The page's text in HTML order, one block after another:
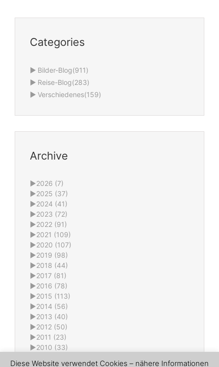
Categories
► Bilder-Blog(911)
► Reise-Blog(283)
► Verschiedenes(159)
Archive
►2026 (7)
►2025 (37)
►2024 (41)
►2023 (72)
►2022 (91)
►2021 (109)
►2020 (107)
►2019 (98)
►2018 (44)
►2017 (81)
►2016 (78)
►2015 (113)
►2014 (56)
►2013 (40)
►2012 (50)
►2011 (23)
►2010 (33)
Diese Website verwendet Cookies – nähere Informationen